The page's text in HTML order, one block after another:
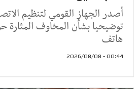
أصدر الجهاز القومي لتنظيم
توضيحيا بشأن المخاوف
هاتف
00:44 - 2026/08/08